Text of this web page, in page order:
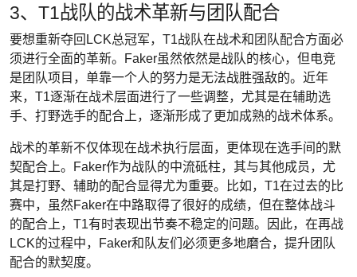
3、T1战队的战术革新与团队配合
要想重新夺回LCK总冠军，T1战队在战术和团队配合方面必
须进行全面的革新。Faker虽然依然是战队的核心，但电竞
是团队项目，单靠一个人的努力是无法战胜强敌的。近年
来，T1逐渐在战术层面进行了一些调整，尤其是在辅助选
手、打野选手的配合上，逐渐形成了更加成熟的战术体系。
战术的革新不仅体现在战术执行层面，更体现在选手间的默
契配合上。Faker作为战队的中流砥柱，其与其他成员，尤
其是打野、辅助的配合显得尤为重要。比如，T1在过去的比
赛中，虽然Faker在中路取得了很好的成绩，但在整体战斗
的配合上，T1有时表现出节奏不稳定的问题。因此，在再战
LCK的过程中，Faker和队友们必须更多地磨合，提升团队
配合的默契度。